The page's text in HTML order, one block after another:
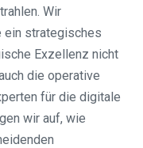
Wir
ein strategisches
Exzellenz nicht
die operative
für die digitale
wir auf, wie